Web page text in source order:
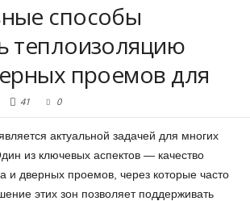
способы
теплоизоляцию
проемов для
41 0
актуальной задачей для многих
из ключевых аспектов — качество
и дверных проемов, через которые часто
этих зон позволяет поддерживать